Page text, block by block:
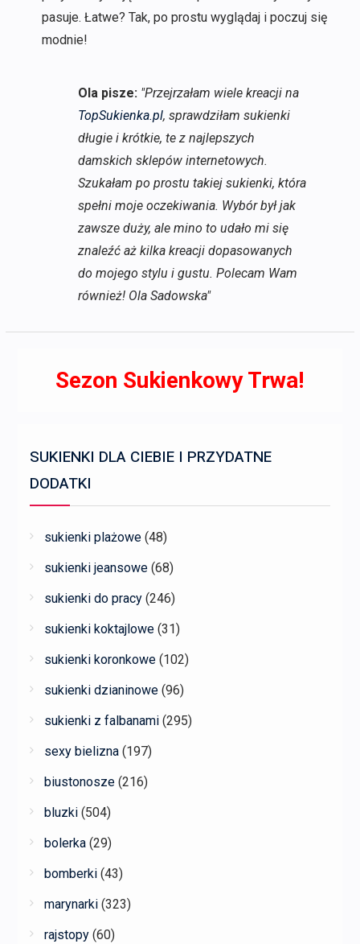
pasuje. Łatwe? Tak, po prostu wyglądaj i poczuj się
modnie!
Ola pisze: "Przejrzałam wiele kreacji na
TopSukienka.pl, sprawdziłam sukienki
długie i krótkie, te z najlepszych
damskich sklepów internetowych.
Szukałam po prostu takiej sukienki, która
spełni moje oczekiwania. Wybór był jak
zawsze duży, ale mino to udało mi się
znaleźć aż kilka kreacji dopasowanych
do mojego stylu i gustu. Polecam Wam
również! Ola Sadowska"
Sezon Sukienkowy Trwa!
SUKIENKI DLA CIEBIE I PRZYDATNE
DODATKI
sukienki plażowe (48)
sukienki jeansowe (68)
sukienki do pracy (246)
sukienki koktajlowe (31)
sukienki koronkowe (102)
sukienki dzianinowe (96)
sukienki z falbanami (295)
sexy bielizna (197)
biustonosze (216)
bluzki (504)
bolerka (29)
bomberki (43)
marynarki (323)
rajstopy (60)